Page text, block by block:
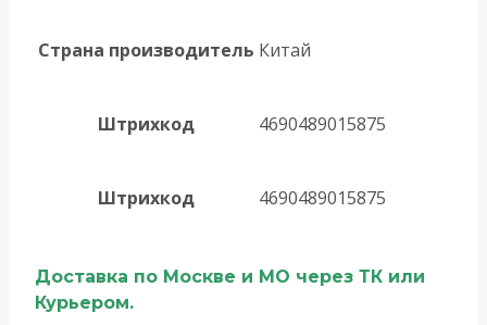
Страна производитель Китай
Штрихкод 4690489015875
Штрихкод 4690489015875
Доставка по Москве и МО через ТК или
Курьером.